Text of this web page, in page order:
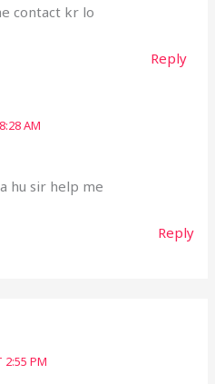
contact kr lo
Reply
AM
hu sir help me
Reply
2:55 PM